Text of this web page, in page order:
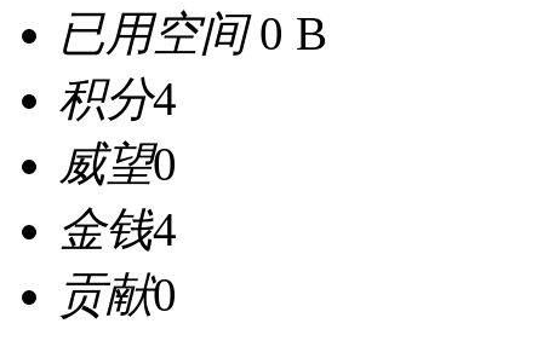
已用空间0 B
积分4
威望0
金钱4
贡献0